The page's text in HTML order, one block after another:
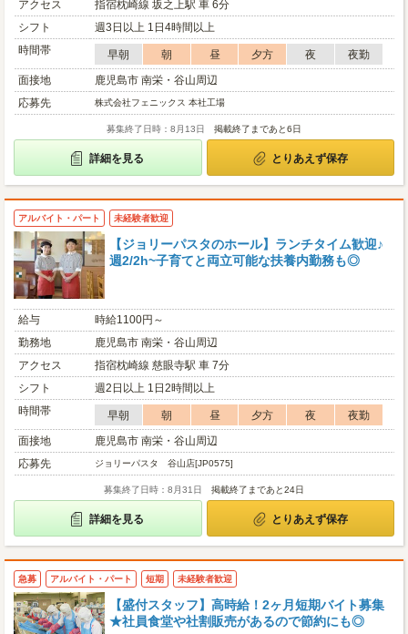
アクセス
指宿枕崎線 坂之上駅 車 6分
シフト
週3日以上 1日4時間以上
時間帯
早朝 朝 昼 夕方 夜
夜勤
面接地
鹿児島市 南栄・谷山周辺
応募先
株式会社フェニックス 本社工場
募集終了日時：8月13日 掲載終了まであと6日
詳細を見る とりあえず保存
アルバイト・パート 未経験者歓迎
【ジョリーパスタのホール】ランチタイム歓迎♪
週2/2h~子育てと両立可能な扶養内勤務も◎
給与
時給1100円～
勤務地
鹿児島市 南栄・谷山周辺
アクセス
指宿枕崎線 慈眼寺駅 車 7分
シフト
週2日以上 1日2時間以上
時間帯
早朝 朝 昼 夕方 夜
夜勤
面接地
鹿児島市 南栄・谷山周辺
応募先
ジョリーパスタ 谷山店[JP0575]
募集終了日時：8月31日 掲載終了まであと24日
詳細を見る とりあえず保存
急募 アルバイト・パート 短期 未経験者歓迎
【盛付スタッフ】高時給！2ヶ月短期バイト募集
★社員食堂や社割販売があるので節約にも◎